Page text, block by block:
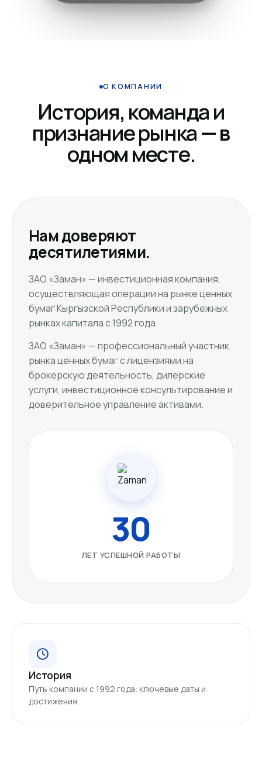
О КОМПАНИИ
История, команда и
признание рынка — в
одном месте.
Нам доверяют
десятилетиями.
ЗАО «Заман» — инвестиционная компания,
осуществляющая операции на рынке ценных
бумаг Кыргызской Республики и зарубежных
рынках капитала с 1992 года.
ЗАО «Заман» — профессиональный участник
рынка ценных бумаг с лицензиями на
брокерскую деятельность, дилерские
услуги, инвестиционное консультирование и
доверительное управление активами.
30
ЛЕТ УСПЕШНОЙ РАБОТЫ
История
Путь компании с 1992 года: ключевые даты и
достижения.